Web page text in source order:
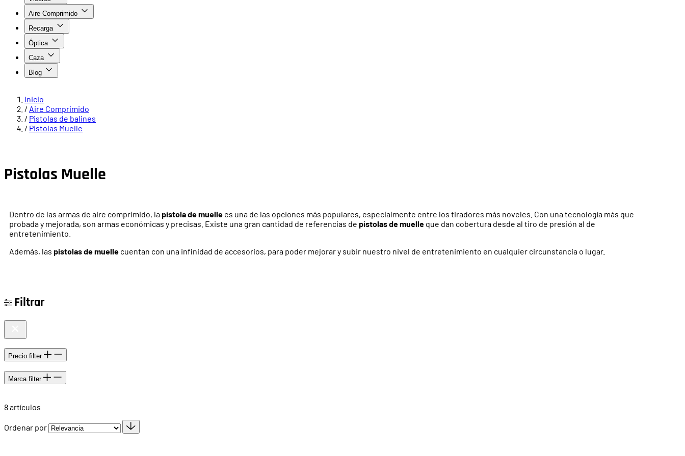
Aire Comprimido
Recarga
Óptica
Caza
Blog
Inicio
/ Aire Comprimido
/ Pistolas de balines
/ Pistolas Muelle
Pistolas Muelle
Dentro de las armas de aire comprimido, lapistola de muelle es una de las opciones más populares, especialmente entre los tiradores más noveles. Con una tecnología más que
probada y mejorada, son armas económicas y precisas. Existe una gran cantidad de referencias de pistolas de muelle que dan cobertura desde al tiro de presión al de
entretenimiento.
Además, las pistolas de muelle cuentan con una infinidad de accesorios, para poder mejorar y subir nuestro nivel de entretenimiento en cualquier circunstancia o lugar.
Filtrar
Precio filter
Marca filter
8artículos
Ordenar por